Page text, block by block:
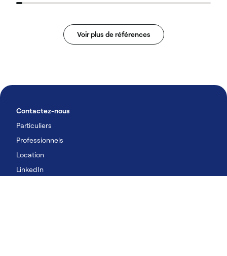
Voir plus de références
Contactez-nous
Particuliers
Professionnels
Location
LinkedIn